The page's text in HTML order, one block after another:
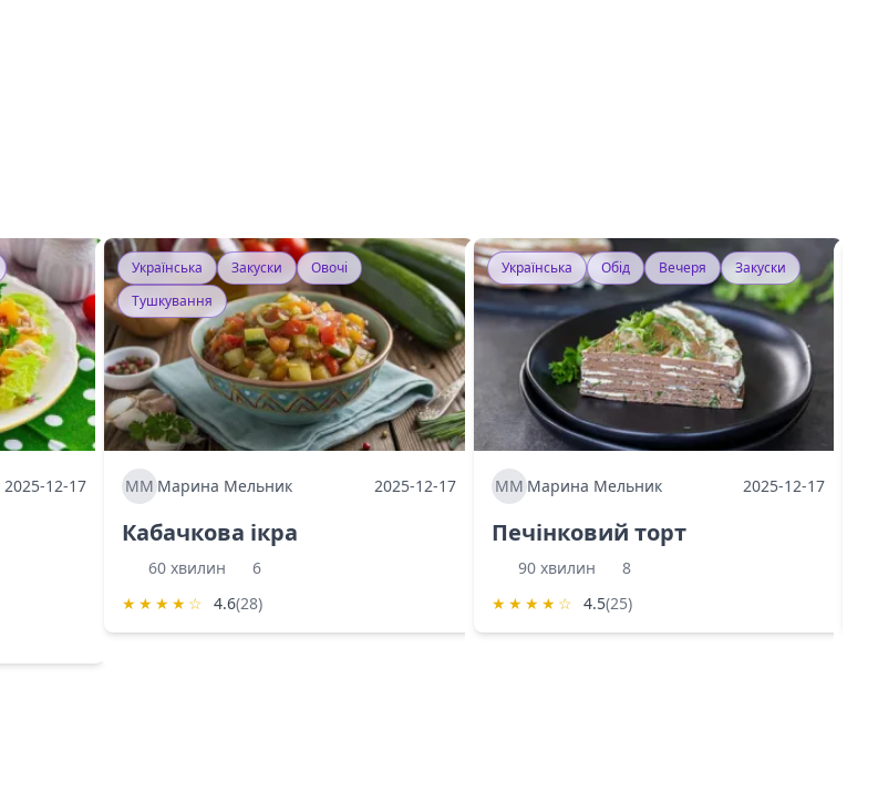
2025-12-17
Українська Закуски
Овочі
Тушкування
ММ Марина Мельник 2025-12-17
Кабачкова ікра
60 хвилин
6
★ ★ ★ ★ ☆ 4.6(28)
Українська Обід Вечеря Закуски
МММарина Мельник 2025-12-17
Печінковий торт
90 хвилин
8
★ ★ ★ ★ ☆ 4.5(25)